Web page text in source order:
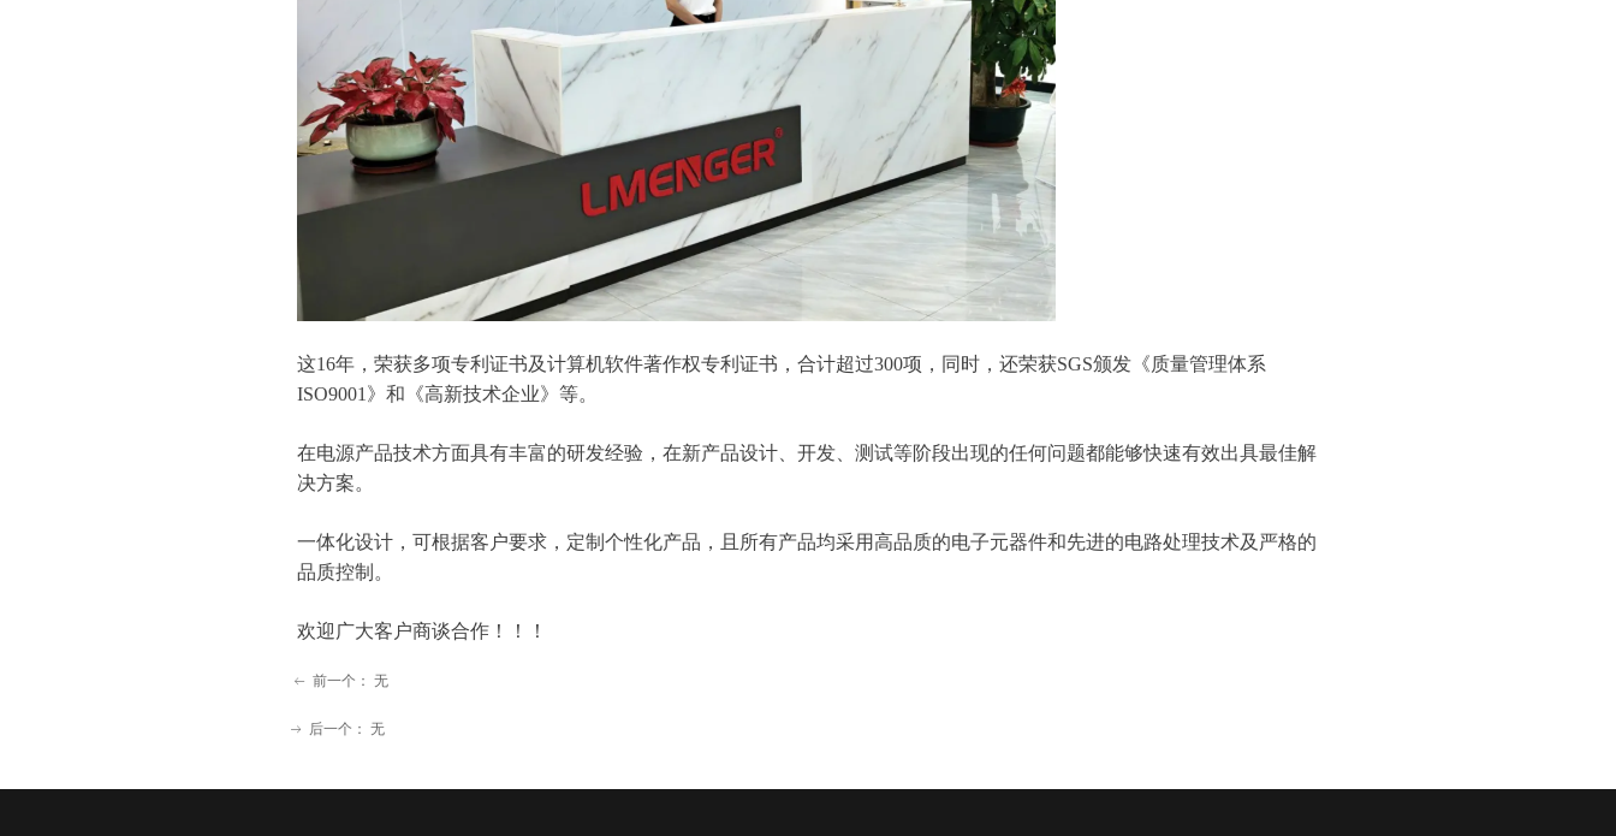
ꂃ 前一个： 无
ꁹ 后一个： 无
这16年，荣获多项专利证书及计算机软件著作权专利证书，合计超过300项，同时，还荣获SGS颁发《质量管理体系
ISO9001》和《高新技术企业》等。
在电源产品技术方面具有丰富的研发经验，在新产品设计、开发、测试等阶段出现的任何问题都能够快速有效出具最佳解
决方案。
一体化设计，可根据客户要求，定制个性化产品，且所有产品均采用高品质的电子元器件和先进的电路处理技术及严格的
品质控制。
欢迎广大客户商谈合作！！！